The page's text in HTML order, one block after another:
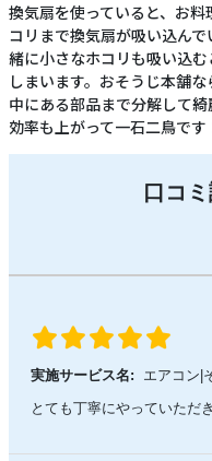
換気扇を使っていると、お
コリまで換気扇が吸い込ん
緒に小さなホコリも吸い込
しまいます。おそうじ本舗
中にある部品まで分解して
効率も上がって一石二鳥です
実施サービス名:
エアコン|
とても丁寧にやっていただ